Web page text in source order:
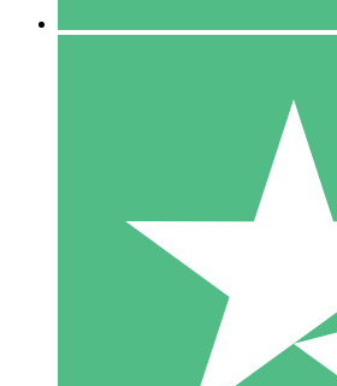
10 Descargas
20 00